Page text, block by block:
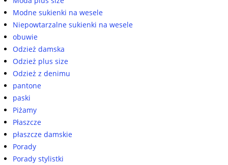
Modne sukienki na wesele
Niepowtarzalne sukienki na wesele
obuwie
Odzież damska
Odzież plus size
Odzież z denimu
pantone
paski
Piżamy
Płaszcze
płaszcze damskie
Porady
Porady stylistki